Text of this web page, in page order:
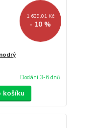
1 639,01 Kč
- 10 %
Dodání 3-6 dnů
košíku